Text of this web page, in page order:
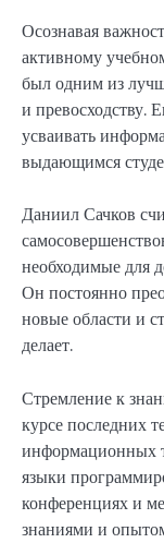
Осознавая
активному
был одним из
и превосходству.
усваивать
выдающимся
Даниил Сачков
необходимые для
Он постоянно
новые области и
делает.
Стремление к
курсе последних
информационных
языки
конференциях и
знаниями и